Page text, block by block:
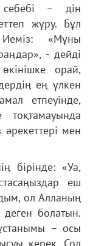
– дін
жүру. Бұл
«Мұны
- дейді
орай,
ең үлкен
етпеуінде,
тоқтамауында
мен
бірінде: «Уа,
еш
ол Алланың
болатын.
– осы
керек. Сол